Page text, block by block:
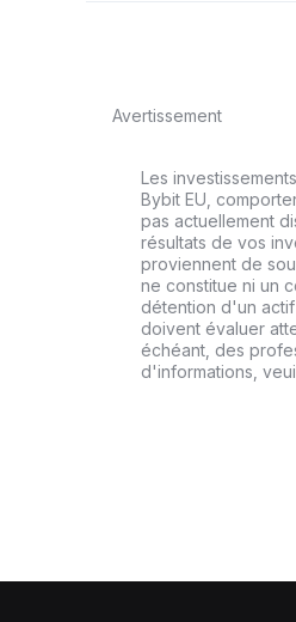
Avertissement
Les
Bybit EU,
pas actuellement
résultats de vos
proviennent de
ne constitue ni un
détention d'un
doivent évaluer
échéant, des
d'informations,